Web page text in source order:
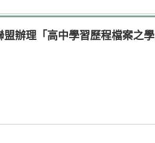
辦理「高中學習歷程檔案之